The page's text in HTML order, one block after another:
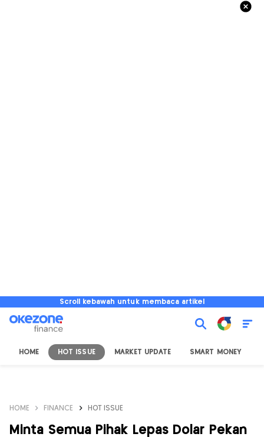
Scroll kebawah untuk membaca artikel
HOME HOT ISSUE MARKET UPDATE SMART MONEY
HOME FINANCE HOT ISSUE
Minta Semua Pihak Lepas Dolar Pekan